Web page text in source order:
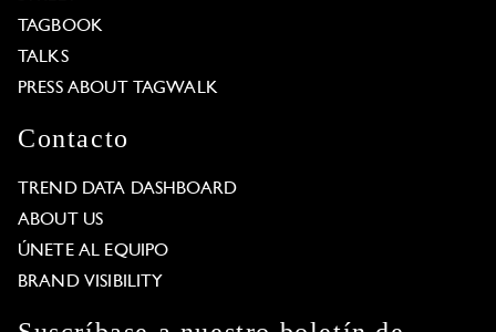
TAGBOOK
TALKS
PRESS ABOUT TAGWALK
Contacto
TREND DATA DASHBOARD
ABOUT US
ÚNETE AL EQUIPO
BRAND VISIBILITY